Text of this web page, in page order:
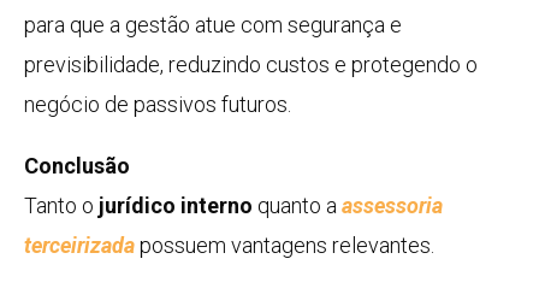
para que a gestão atue com segurança e
previsibilidade, reduzindo custos e protegendo o
negócio de passivos futuros.
Conclusão
Tanto o jurídico interno quanto a assessoria
terceirizadapossuem vantagens relevantes.